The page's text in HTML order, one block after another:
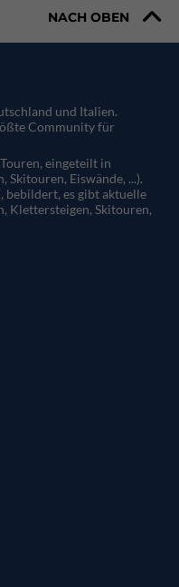
NACH OBEN
und Italien.
Community für
eingeteilt in
Eiswände, ...).
bebildert, es gibt aktuelle
Klettersteigen, Skitouren,